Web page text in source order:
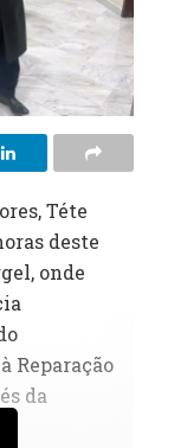
Téte
deste
onde
Reparação
da